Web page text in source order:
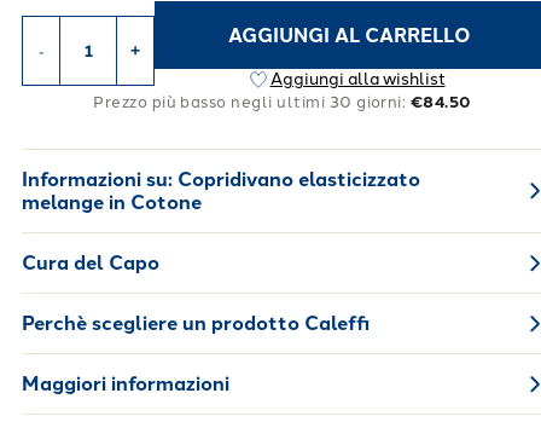
- +
AGGIUNGI AL CARRELLO
Aggiungi alla wishlist
Prezzo più basso negli ultimi 30 giorni: €84.50
Informazioni su: Copridivano elasticizzato
melange in Cotone
Cura del Capo
Perchè scegliere un prodotto Caleffi
Maggiori informazioni